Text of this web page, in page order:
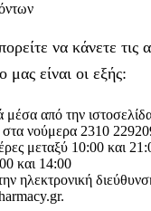
να κάνετε τις
είναι οι εξής:
μέσα από την
νούμερα 2310
μεταξύ 10:00 και
και 14:00
ηλεκτρονική